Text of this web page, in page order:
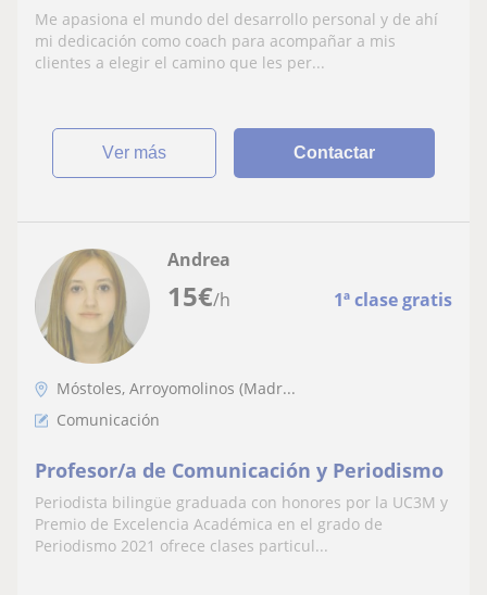
como coach, acompaño a mis clientes en
la definición de sus metas y sueños, en la
creación de un plan con el objetivo de
Me apasiona el mundo del desarrollo personal y de ahí
mi dedicación como coach para acompañar a mis
clientes a elegir el camino que les per...
ver más Contactar
15€/h 1ª clase gratis
Andrea
Móstoles, Arroyomolinos (Madr...
Comunicación
Profesor/a de Comunicación y Periodismo
Periodista bilingüe graduada con honores por la UC3M y
Premio de Excelencia Académica en el grado de
Periodismo 2021 ofrece clases particul...